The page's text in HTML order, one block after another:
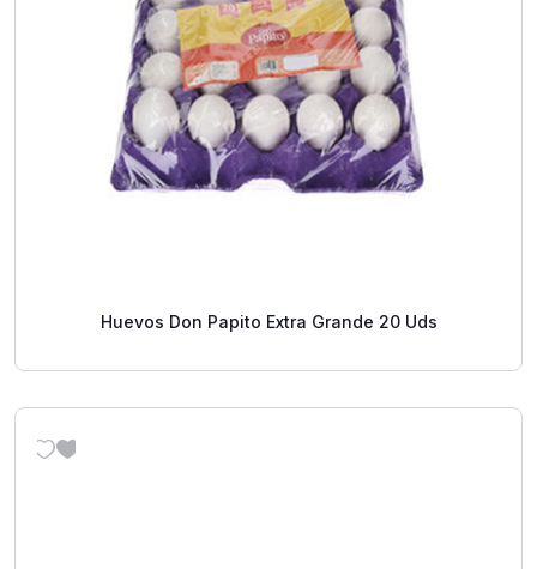
Huevos Don Papito Extra Grande 20 Uds